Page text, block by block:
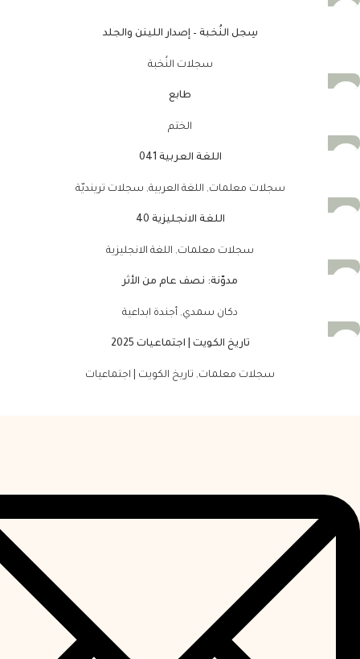
سِجل النُخبة – إصدار اللينن والجلد
سجلات النُخبة
طابع
الختم
اللغة العربية 041
سجلات معلمات, اللغة العربية, سجلات ترينديّة
اللغة الانجليزية 40
سجلات معلمات, اللغة الانجليزية
مدوّنة: نصف عام من الأثر
دكان سمدي, أجندة ابداعية
تاريخ الكويت | اجتماعيات 2025
سجلات معلمات, تاريخ الكويت | اجتماعيات